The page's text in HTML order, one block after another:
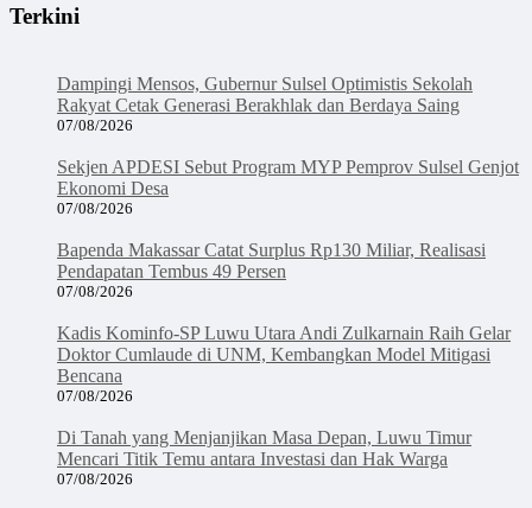
Terkini
Dampingi Mensos, Gubernur Sulsel Optimistis Sekolah
Rakyat Cetak Generasi Berakhlak dan Berdaya Saing
07/08/2026
Sekjen APDESI Sebut Program MYP Pemprov Sulsel Genjot
Ekonomi Desa
07/08/2026
Bapenda Makassar Catat Surplus Rp130 Miliar, Realisasi
Pendapatan Tembus 49 Persen
07/08/2026
Kadis Kominfo-SP Luwu Utara Andi Zulkarnain Raih Gelar
Doktor Cumlaude di UNM, Kembangkan Model Mitigasi
Bencana
07/08/2026
Di Tanah yang Menjanjikan Masa Depan, Luwu Timur
Mencari Titik Temu antara Investasi dan Hak Warga
07/08/2026